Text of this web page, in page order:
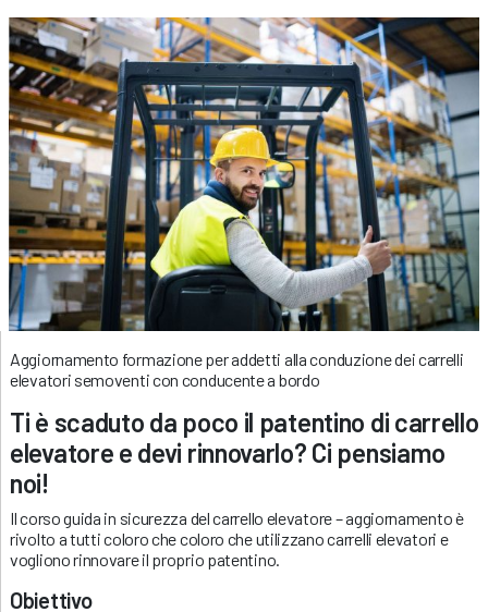
Aggiornamento formazione per addetti alla conduzione dei carrelli
elevatori semoventi con conducente a bordo
Ti è scaduto da poco il patentino di carrello
elevatore e devi rinnovarlo? Ci pensiamo
noi!
Il corso guida in sicurezza del carrello elevatore – aggiornamento è
rivolto a tutti coloro che coloro che utilizzano carrelli elevatori e
vogliono rinnovare il proprio patentino.
Obiettivo